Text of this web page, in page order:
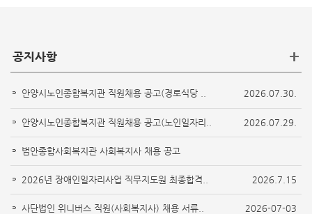
공지사항 +
안양시노인종합복지관 직원채용 공고(경로식당 .. 2026.07.30.
안양시노인종합복지관 직원채용 공고(노인일자리.. 2026.07.29.
범안종합사회복지관 사회복지사 채용 공고
2026년 장애인일자리사업 직무지도원 최종합격.. 2026.7.15
사단법인 위니버스 직원(사회복지사) 채용 서류.. 2026-07-03